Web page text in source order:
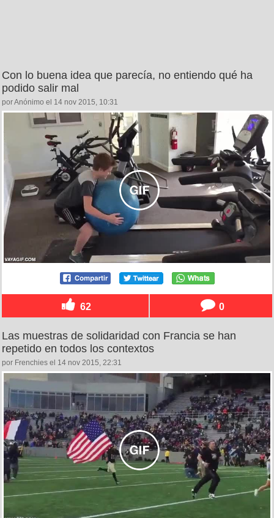
Con lo buena idea que parecía, no entiendo qué ha
podido salir mal
por Anónimo el 14 nov 2015, 10:31
62 0
Las muestras de solidaridad con Francia se han
repetido en todos los contextos
por Frenchies el 14 nov 2015, 22:31